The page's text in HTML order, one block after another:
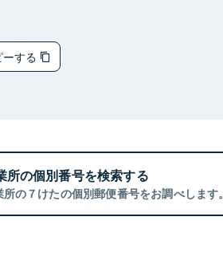
する
所の個別番号を検索する
所の７けたの個別郵便番号をお調べします。